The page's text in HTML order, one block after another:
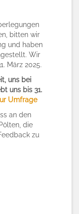
bitten wir
und haben
Wir
März 2025.
uns bei
uns bis 31.
Umfrage
an den
die
zu